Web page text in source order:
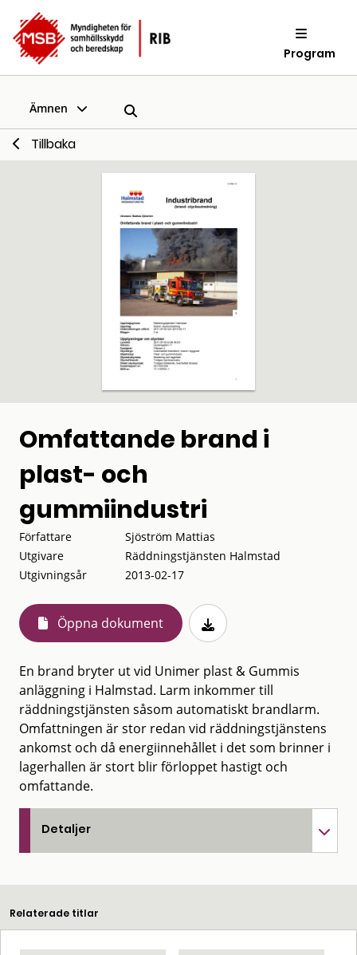
Program
Ämnen
Tillbaka
Omfattande brand i
plast- och
gummiindustri
Författare
Sjöström Mattias
Utgivare
Räddningstjänsten Halmstad
Utgivningsår
2013-02-17
Öppna dokument
En brand bryter ut vid Unimer plast & Gummis
anläggning i Halmstad. Larm inkommer till
räddningstjänsten såsom automatiskt brandlarm.
Omfattningen är stor redan vid räddningstjänstens
ankomst och då energiinnehållet i det som brinner i
lagerhallen är stort blir förloppet hastigt och
omfattande.
Detaljer
Relaterade titlar